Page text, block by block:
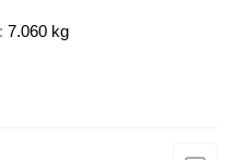
7.060 kg